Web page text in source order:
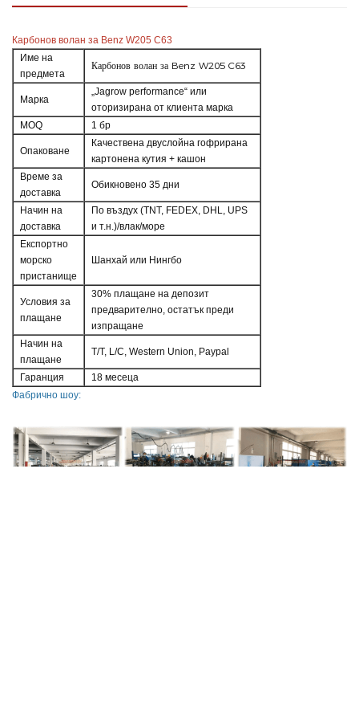
Карбонов волан за Benz W205 C63
Име на
предмета
Карбонов волан за Benz W205 C63
Марка
„Jagrow performance“ или
оторизирана от клиента марка
MOQ
1 бр
Опаковане
Качествена двуслойна гофрирана
картонена кутия + кашон
Време за
доставка
Обикновено 35 дни
Начин на
доставка
По въздух (TNT, FEDEX, DHL, UPS
и т.н.)/влак/море
Експортно
морско
пристанище
Шанхай или Нингбо
Условия за
плащане
30% плащане на депозит
предварително, остатък преди
изпращане
Начин на
плащане
T/T, L/C, Western Union, Paypal
Гаранция
18 месеца
Фабрично шоу: